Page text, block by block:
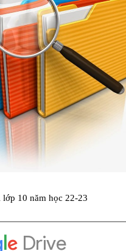
10 năm học 22-23